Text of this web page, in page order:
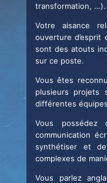
transformation, …).
Votre aisance
ouverture
sont des atouts
sur ce poste.
Vous êtes
plusieurs projets
différentes
Vous possédez
communication
synthétiser et
complexes de
Vous parlez